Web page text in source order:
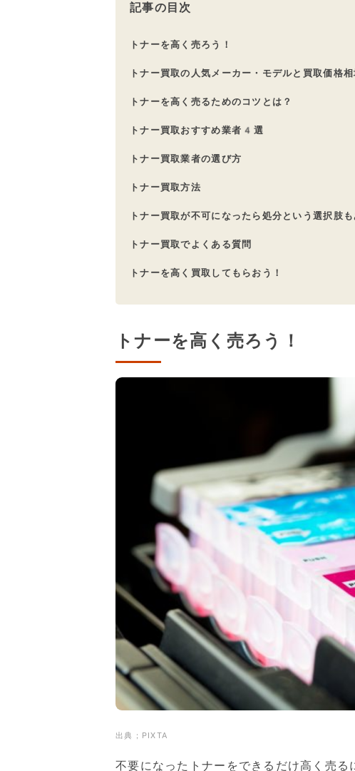
記事の目次
トナーを高く売ろう！
トナー買取の人気メーカー・モデルと買取価格相
トナーを高く売るためのコツとは？
トナー買取おすすめ業者4選
トナー買取業者の選び方
トナー買取方法
トナー買取が不可になったら処分という選択肢も
トナー買取でよくある質問
トナーを高く買取してもらおう！
トナーを高く売ろう！
出典；PIXTA
不要になったトナーをできるだけ高く売